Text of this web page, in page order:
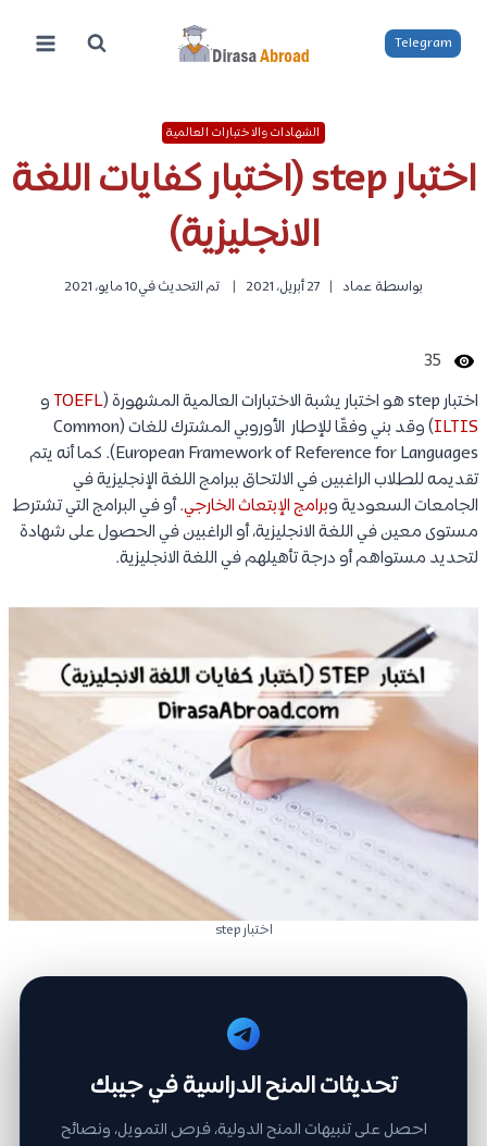
المحتوى
Telegram
الشهادات والاختبارات العالمية
اختبار step (اختبار كفايات اللغة
الانجليزية)
بواسطة عماد 27 أبريل، 2021 تم التحديث في10 مايو، 2021
35
اختبار step هو اختبار يشبة الاختبارات العالمية المشهورة ( TOEFL و
ILTIS
) وقد بني وفقًا للإطار الأوروبي المشترك للغات (Common
European Framework of Reference for Languages). كما أنه يتم
تقديمه للطلاب الراغبين في الالتحاق ببرامج اللغة الإنجليزية في
الجامعات السعودية وبرامج الإبتعاث الخارجي. أو في البرامج التي تشترط
مستوى معين في اللغة الانجليزية، أو الراغبين في الحصول على شهادة
لتحديد مستواهم أو درجة تأهيلهم في اللغة الانجليزية.
اختبار step
تحديثات المنح الدراسية في جيبك
احصل على تنبيهات المنح الدولية، فرص التمويل، ونصائح